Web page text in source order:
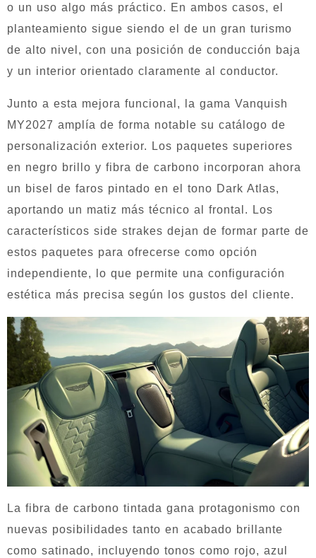
o un uso algo más práctico. En ambos casos, el
planteamiento sigue siendo el de un gran turismo
de alto nivel, con una posición de conducción baja
y un interior orientado claramente al conductor.
Junto a esta mejora funcional, la gama Vanquish
MY2027 amplía de forma notable su catálogo de
personalización exterior. Los paquetes superiores
en negro brillo y fibra de carbono incorporan ahora
un bisel de faros pintado en el tono Dark Atlas,
aportando un matiz más técnico al frontal. Los
característicos side strakes dejan de formar parte de
estos paquetes para ofrecerse como opción
independiente, lo que permite una configuración
estética más precisa según los gustos del cliente.
La fibra de carbono tintada gana protagonismo con
nuevas posibilidades tanto en acabado brillante
como satinado, incluyendo tonos como rojo, azul